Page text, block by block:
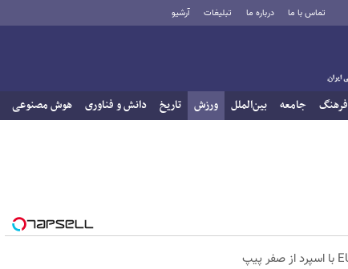
تماس با ما درباره ما تبلیغات آرشیو
فرهنگ جامعه بین‌الملل ورزش تاریخ دانش و فناوری هوش مصنوعی